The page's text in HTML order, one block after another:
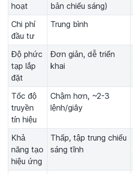
hoạt
bản chiếu sáng)
Chi phí
đầu tư
Trung bình
Độ phức
tạp lắp
đặt
Đơn giản, dễ triển
khai
Tốc độ
truyền
tín hiệu
Chậm hơn, ~2-3
lệnh/giây
Khả
năng tạo
hiệu ứng
Thấp, tập trung chiếu
sáng tĩnh